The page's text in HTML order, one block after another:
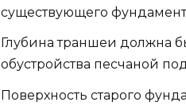
существующего
Глубина траншеи должна
обустройства песчаной
Поверхность старого